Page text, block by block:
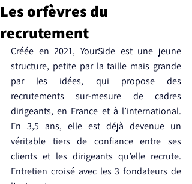
Les orfèvres du
recrutement
Créée en 2021, YourSide est une jeune
structure, petite par la taille mais grande
par les idées, qui propose des
recrutements sur-mesure de cadres
dirigeants, en France et à l’international.
En 3,5 ans, elle est déjà devenue un
véritable tiers de confiance entre ses
clients et les dirigeants qu’elle recrute.
Entretien croisé avec les 3 fondateurs de